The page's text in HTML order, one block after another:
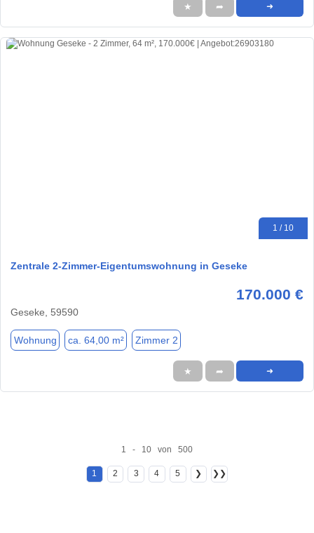
★ ➦ ➜
1 / 10
Zentrale 2-Zimmer-Eigentumswohnung in Geseke
170.000 €
Geseke, 59590
Wohnung ca. 64,00 m² Zimmer 2
★ ➦ ➜
1 - 10 von 500
1 2 3 4 5 ❯ ❯❯